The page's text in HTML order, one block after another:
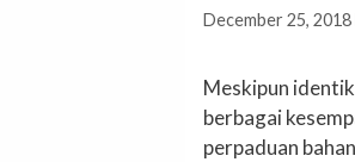
December 25, 2018
Meskipun
berbagai
perpaduan